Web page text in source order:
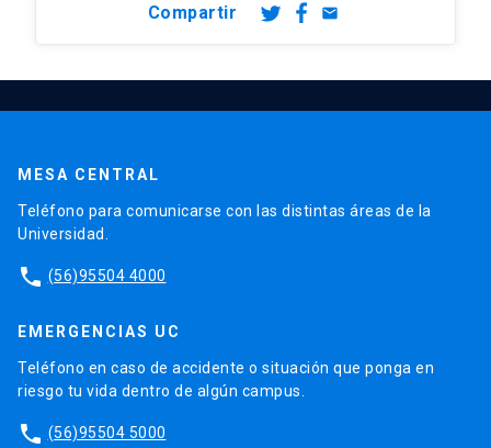
Compartir email
MESA CENTRAL
Teléfono para comunicarse con las distintas áreas de la
Universidad.
phone (56)95504 4000
EMERGENCIAS UC
Teléfono en caso de accidente o situación que ponga en
riesgo tu vida dentro de algún campus.
phone (56)95504 5000